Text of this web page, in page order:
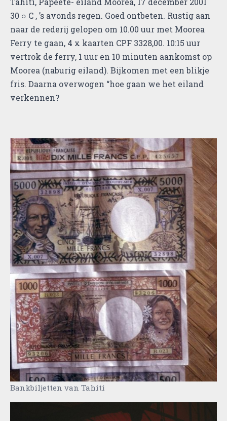
30 ○ C , ’s avonds regen. Goed ontbeten. Rustig aan
naar de rederij gelopen om 10.00 uur met Moorea
Ferry te gaan, 4 x kaarten CPF 3328,00. 10:15 uur
vertrok de ferry, 1 uur en 10 minuten aankomst op
Moorea (naburig eiland). Bijkomen met een blikje
fris. Daarna overwogen “hoe gaan we het eiland
verkennen?
Bankbiljetten van Tahiti